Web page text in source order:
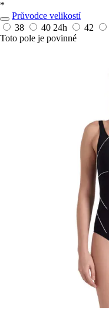
*
Průvodce velikostí
38
40 24h 42
Toto pole je povinné